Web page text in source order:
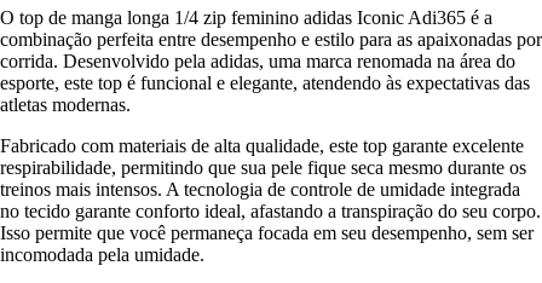
O top de manga longa 1/4 zip feminino adidas Iconic Adi365 é a
combinação perfeita entre desempenho e estilo para as apaixonadas por
corrida. Desenvolvido pela adidas, uma marca renomada na área do
esporte, este top é funcional e elegante, atendendo às expectativas das
atletas modernas.
Fabricado com materiais de alta qualidade, este top garante excelente
respirabilidade, permitindo que sua pele fique seca mesmo durante os
treinos mais intensos. A tecnologia de controle de umidade integrada
no tecido garante conforto ideal, afastando a transpiração do seu corpo.
Isso permite que você permaneça focada em seu desempenho, sem ser
incomodada pela umidade.